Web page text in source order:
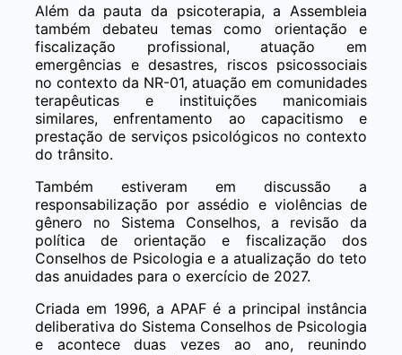
Além da pauta da psicoterapia, a Assembleia
também debateu temas como orientação e
fiscalização profissional, atuação em
emergências e desastres, riscos psicossociais
no contexto da NR-01, atuação em comunidades
terapêuticas e instituições manicomiais
similares, enfrentamento ao capacitismo e
prestação de serviços psicológicos no contexto
do trânsito.
Também estiveram em discussão a
responsabilização por assédio e violências de
gênero no Sistema Conselhos, a revisão da
política de orientação e fiscalização dos
Conselhos de Psicologia e a atualização do teto
das anuidades para o exercício de 2027.
Criada em 1996, a APAF é a principal instância
deliberativa do Sistema Conselhos de Psicologia
e acontece duas vezes ao ano, reunindo